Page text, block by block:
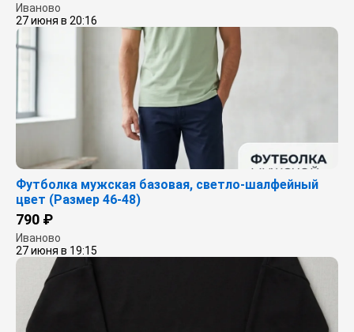
Иваново
27 июня в 20:16
Футболка мужская базовая, светло-шалфейный
цвет (Размер 46-48)
790 ₽
Иваново
27 июня в 19:15